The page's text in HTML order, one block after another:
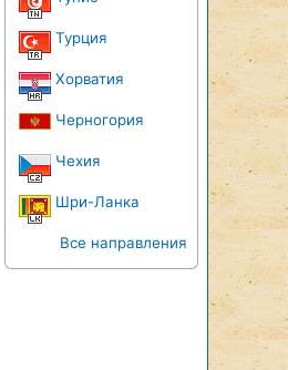
Турция
Хорватия
Черногория
Чехия
Шри-Ланка
Все направления